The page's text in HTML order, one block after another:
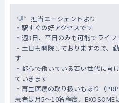
担当エージェントより
・駅すぐの好アクセスです
・週3日、平日のみも可能でライ
・土日も開院しておりますので、
す
・都心で働いている若い世代に向
ていきます
・再生医療の取り扱いもあり（
患者は月5～10名程度、EXOSOME